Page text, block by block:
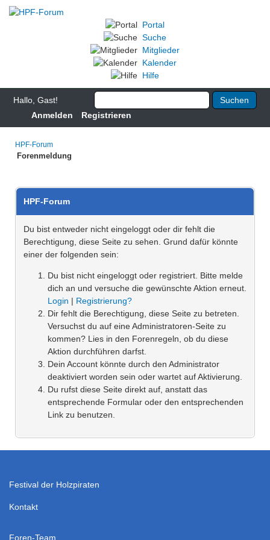
Portal
Suche
Mitglieder
Kalender
Hilfe
Hallo, Gast!
Anmelden
Registrieren
HPF-Forum
Forenmeldung
HPF-Forum
Du bist entweder nicht eingeloggt oder dir fehlt die
Berechtigung, diese Seite zu sehen. Grund dafür könnte
einer der folgenden sein:
Du bist nicht eingeloggt oder registriert. Bitte melde
dich an und versuche die gewünschte Aktion erneut.
Login | Registrierung?
Dir fehlt die Berechtigung, diese Seite zu betreten.
Versuchst du auf eine Administratoren-Seite zu
kommen? Lies in den Forenregeln, ob du diese
Aktion durchführen darfst.
Dein Account könnte durch den Administrator
deaktiviert worden sein oder wartet auf Aktivierung.
Du rufst diese Seite direkt auf, anstatt das
entsprechende Formular oder den entsprechenden
Link zu benutzen.
Festival der Holzpiraten
Kontakt
Foren-Team